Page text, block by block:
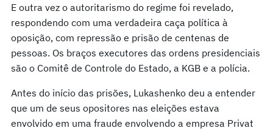
E outra vez o autoritarismo do regime foi revelado,
respondendo com uma verdadeira caça política à
oposição, com repressão e prisão de centenas de
pessoas. Os braços executores das ordens presidenciais
são o Comitê de Controle do Estado, a KGB e a polícia.
Antes do início das prisões, Lukashenko deu a entender
que um de seus opositores nas eleições estava
envolvido em uma fraude envolvendo a empresa Privat